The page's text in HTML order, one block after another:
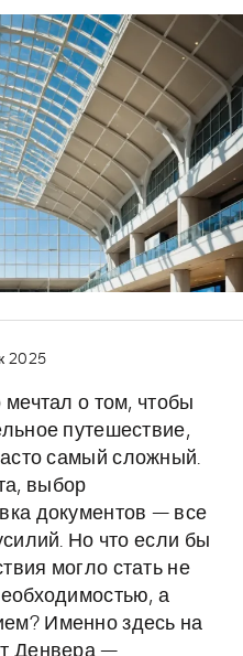
2025
о том, чтобы
путешествие,
самый сложный.
выбор
документов — все
Но что если бы
могло стать не
а
Именно здесь на
Денвера —